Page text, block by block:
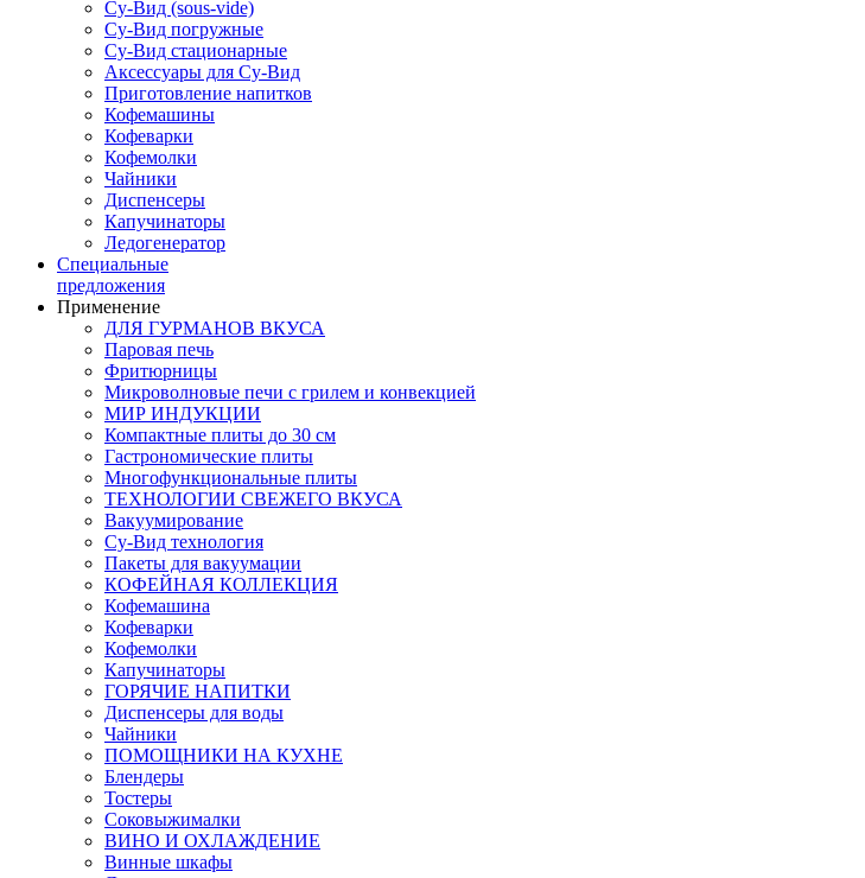
Су-Вид (sous-vide)
Су-Вид погружные
Су-Вид стационарные
Аксессуары для Су-Вид
Приготовление напитков
Кофемашины
Кофеварки
Кофемолки
Чайники
Диспенсеры
Капучинаторы
Ледогенератор
Специальные
предложения
Применение
ДЛЯ ГУРМАНОВ ВКУСА
Паровая печь
Фритюрницы
Микроволновые печи с грилем и конвекцией
МИР ИНДУКЦИИ
Компактные плиты до 30 см
Гастрономические плиты
Многофункциональные плиты
ТЕХНОЛОГИИ СВЕЖЕГО ВКУСА
Вакуумирование
Су-Вид технология
Пакеты для вакуумации
КОФЕЙНАЯ КОЛЛЕКЦИЯ
Кофемашина
Кофеварки
Кофемолки
Капучинаторы
ГОРЯЧИЕ НАПИТКИ
Диспенсеры для воды
Чайники
ПОМОЩНИКИ НА КУХНЕ
Блендеры
Тостеры
Соковыжималки
ВИНО И ОХЛАЖДЕНИЕ
Винные шкафы